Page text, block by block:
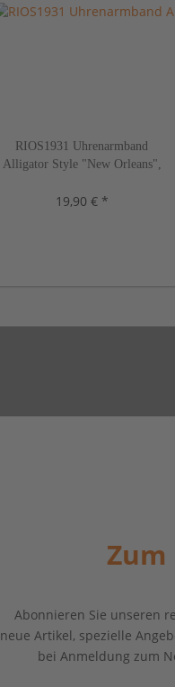
RIOS1931 Uhrenarmband
Alligator Style "New Orleans",
19,90 € *
Abonnieren Sie unseren
neue Artikel, spezielle
bei Anmeldung zum